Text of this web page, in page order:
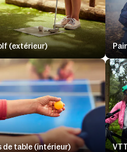
(extérieur)
de table (intérieur)